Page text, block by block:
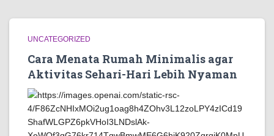
UNCATEGORIZED
Cara Menata Rumah Minimalis agar
Aktivitas Sehari-Hari Lebih Nyaman